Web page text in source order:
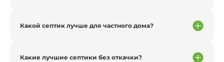
Какой септик лучше для частного дома?
Какие лучшие септики без откачки?